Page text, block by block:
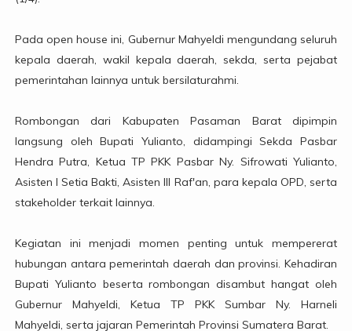
Pada open house ini, Gubernur Mahyeldi mengundang seluruh
kepala daerah, wakil kepala daerah, sekda, serta pejabat
pemerintahan lainnya untuk bersilaturahmi.
Rombongan dari Kabupaten Pasaman Barat dipimpin
langsung oleh Bupati Yulianto, didampingi Sekda Pasbar
Hendra Putra, Ketua TP PKK Pasbar Ny. Sifrowati Yulianto,
Asisten I Setia Bakti, Asisten III Raf'an, para kepala OPD, serta
stakeholder terkait lainnya.
Kegiatan ini menjadi momen penting untuk mempererat
hubungan antara pemerintah daerah dan provinsi. Kehadiran
Bupati Yulianto beserta rombongan disambut hangat oleh
Gubernur Mahyeldi, Ketua TP PKK Sumbar Ny. Harneli
Mahyeldi, serta jajaran Pemerintah Provinsi Sumatera Barat.